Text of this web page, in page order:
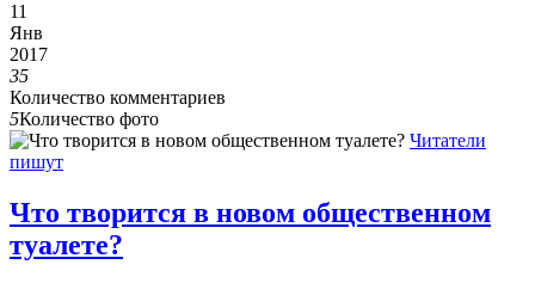
11
Янв
2017
35
Количество комментариев
5Количество фото
Читатели
пишут
Что творится в новом общественном
туалете?